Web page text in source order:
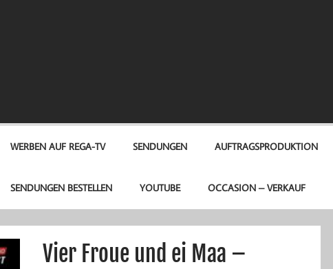
WERBEN AUF REGA-TV SENDUNGEN AUFTRAGSPRODUKTION
SENDUNGEN BESTELLEN YOUTUBE OCCASION – VERKAUF
Vier Froue und ei Maa –